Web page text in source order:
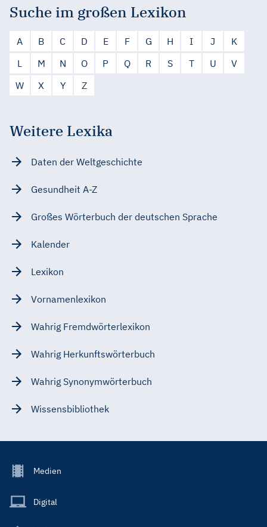
Suche im großen Lexikon
A B C D E F G H I J
K
L
M N O P Q R S T U
V
W
X Y Z
Weitere Lexika
Daten der Weltgeschichte
Gesundheit A-Z
Großes Wörterbuch der deutschen Sprache
Kalender
Lexikon
Vornamenlexikon
Wahrig Fremdwörterlexikon
Wahrig Herkunftswörterbuch
Wahrig Synonymwörterbuch
Wissensbibliothek
Footer
Main
Medien
Digital